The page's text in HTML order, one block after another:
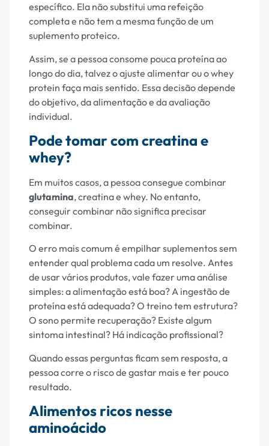
específico. Ela não substitui uma refeição
completa e não tem a mesma função de um
suplemento proteico.
Assim, se a pessoa consome pouca proteína ao
longo do dia, talvez o ajuste alimentar ou o whey
protein faça mais sentido. Essa decisão depende
do objetivo, da alimentação e da avaliação
individual.
Pode tomar com creatina e
whey?
Em muitos casos, a pessoa consegue combinar
glutamina, creatina e whey. No entanto,
conseguir combinar não significa precisar
combinar.
O erro mais comum é empilhar suplementos sem
entender qual problema cada um resolve. Antes
de usar vários produtos, vale fazer uma análise
simples: a alimentação está boa? A ingestão de
proteína está adequada? O treino tem estrutura?
O sono permite recuperação? Existe algum
sintoma intestinal? Há indicação profissional?
Quando essas perguntas ficam sem resposta, a
pessoa corre o risco de gastar mais e ter pouco
resultado.
Alimentos ricos nesse
aminoácido